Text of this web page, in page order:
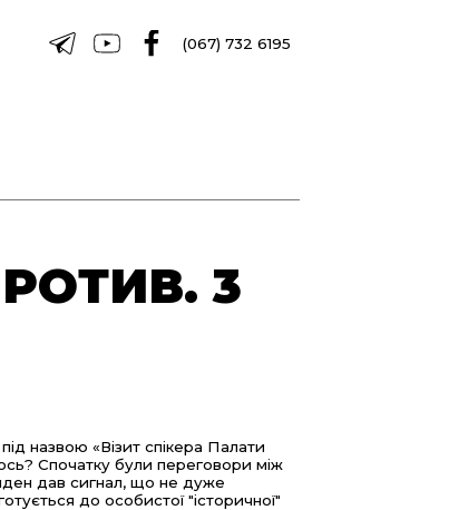
(067) 732 6195
3
назвою «Візит спікера Палати
Спочатку були переговори між
дав сигнал, що не дуже
до особистої "історичної"